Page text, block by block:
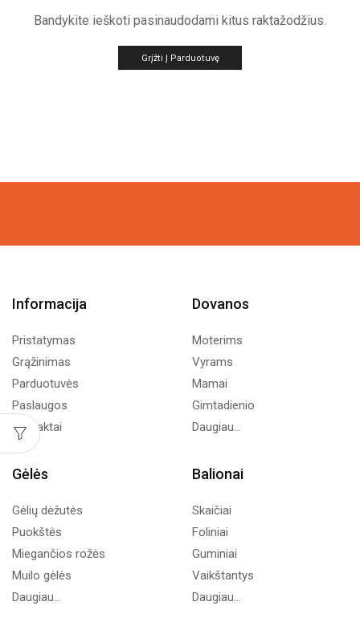
Bandykite ieškoti pasinaudodami kitus raktažodžius.
Grįžti Į Parduotuvę
Informacija
Pristatymas
Grąžinimas
Parduotuvės
Paslaugos
Kontaktai
Dovanos
Moterims
Vyrams
Mamai
Gimtadienio
Daugiau...
Gėlės
Gėlių dėžutės
Puokštės
Miegančios rožės
Muilo gėlės
Daugiau...
Balionai
Skaičiai
Foliniai
Guminiai
Vaikštantys
Daugiau...